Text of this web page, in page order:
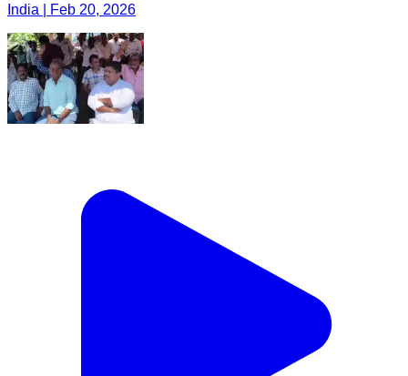
India | Feb 20, 2026